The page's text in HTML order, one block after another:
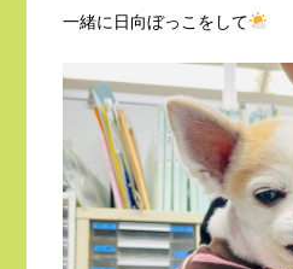
一緒に日向ぼっこをして